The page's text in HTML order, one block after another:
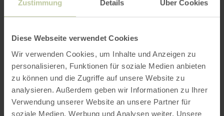
Zustimmung Details Über Cookies
Diese Webseite verwendet Cookies
Wir verwenden Cookies, um Inhalte und Anzeigen zu
personalisieren, Funktionen für soziale Medien anbieten
zu können und die Zugriffe auf unsere Website zu
analysieren. Außerdem geben wir Informationen zu Ihrer
Verwendung unserer Website an unsere Partner für
soziale Medien, Werbung und Analysen weiter. Unsere
per Google Maps
Anfahrt von: